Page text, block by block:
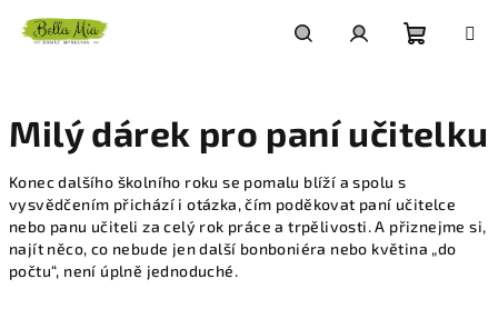
košík
Milý dárek pro paní učitelku
Konec dalšího školního roku se pomalu blíží a spolu s
vysvědčením přichází i otázka, čím poděkovat paní učitelce
nebo panu učiteli za celý rok práce a trpělivosti. A přiznejme si,
najít něco, co nebude jen další bonboniéra nebo květina „do
počtu“, není úplně jednoduché.